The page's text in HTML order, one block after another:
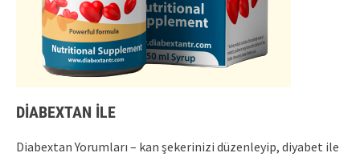
DİABEXTAN İLE
Diabextan Yorumları – kan şekerinizi düzenleyip, diyabet ile